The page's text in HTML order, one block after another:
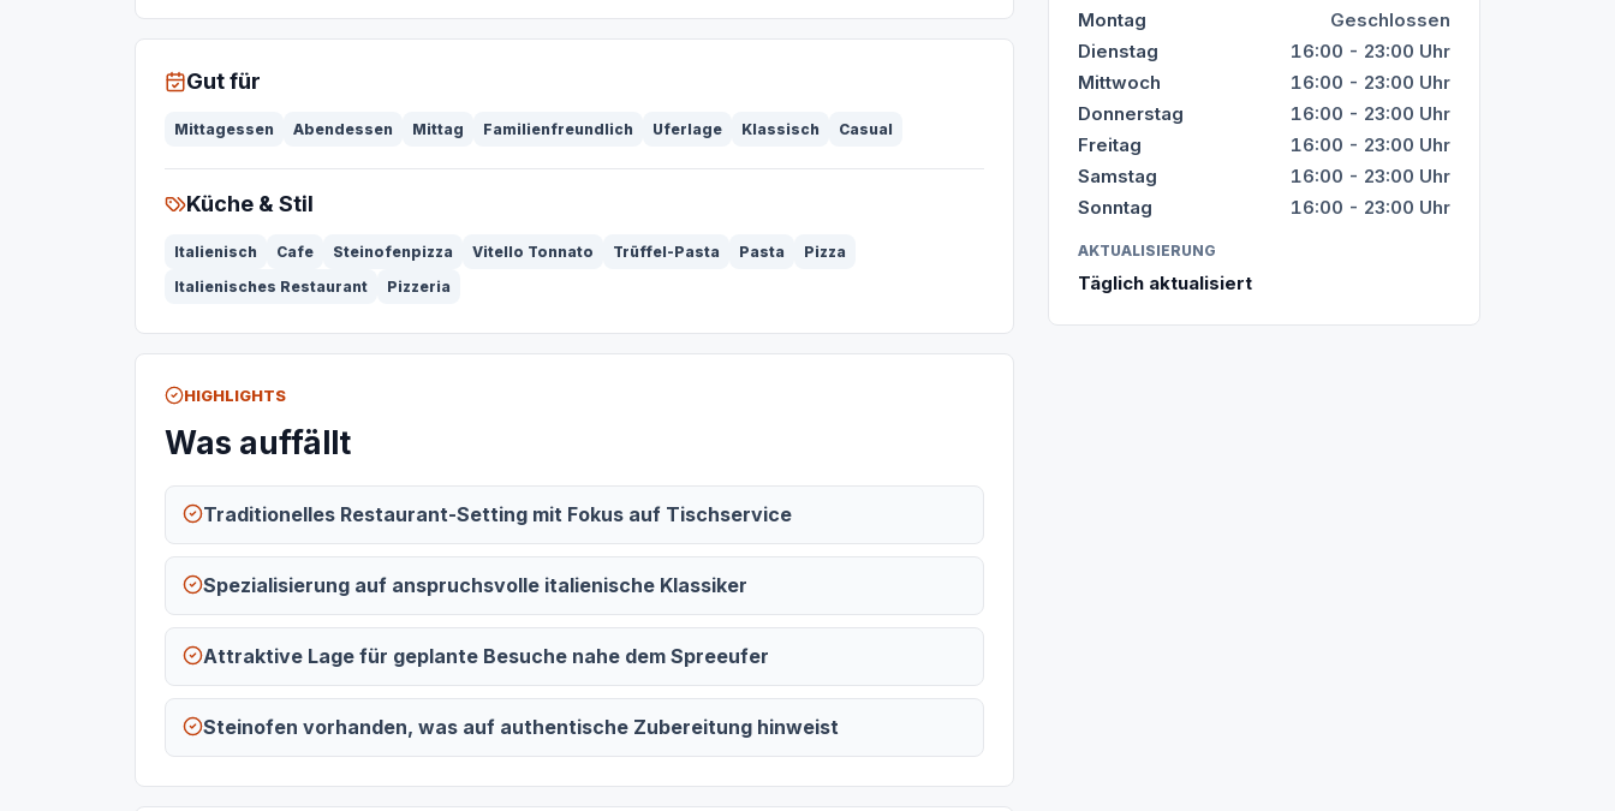
Gut für
Mittagessen Abendessen Mittag Familienfreundlich Uferlage Klassisch Casual
Küche & Stil
Italienisch Cafe Steinofenpizza Vitello Tonnato Trüffel-Pasta Pasta
Pizza
Italienisches Restaurant
Pizzeria
HIGHLIGHTS
Was auffällt
Traditionelles Restaurant-Setting mit Fokus auf Tischservice
Spezialisierung auf anspruchsvolle italienische Klassiker
Attraktive Lage für geplante Besuche nahe dem Spreeufer
Steinofen vorhanden, was auf authentische Zubereitung hinweist
Montag
Geschlossen
Dienstag
16:00 - 23:00 Uhr
Mittwoch
16:00 - 23:00 Uhr
Donnerstag
16:00 - 23:00 Uhr
Freitag
16:00 - 23:00 Uhr
Samstag
16:00 - 23:00 Uhr
Sonntag
16:00 - 23:00 Uhr
AKTUALISIERUNG
Täglich aktualisiert